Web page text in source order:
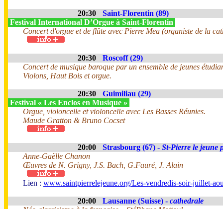
20:30
Saint-Florentin (89)
Festival International D’Orgue à Saint-Florentin
Concert d'orgue et de flûte avec Pierre Mea (organiste de la
20:30
Roscoff (29)
Concert de musique baroque par un ensemble de jeunes
Violons, Haut Bois et orgue.
20:30
Guimiliau (29)
Festival « Les Enclos en Musique »
Orgue, violoncelle et violoncelle avec Les Basses Réunies.
Maude Gratton & Bruno Cocset
20:00 Strasbourg (67) - St-Pierre le jeune
Anne-Gaëlle Chanon
Œuvres de N. Grigny, J.S. Bach, G.Fauré, J. Alain
Lien : www.saintpierrelejeune.org/Les-vendredis-soir-juillet-
20:00 Lausanne (Suisse) - cathedrale